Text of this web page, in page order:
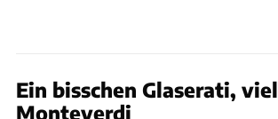
Ein bisschen Glaserati, viel
Monteverdi